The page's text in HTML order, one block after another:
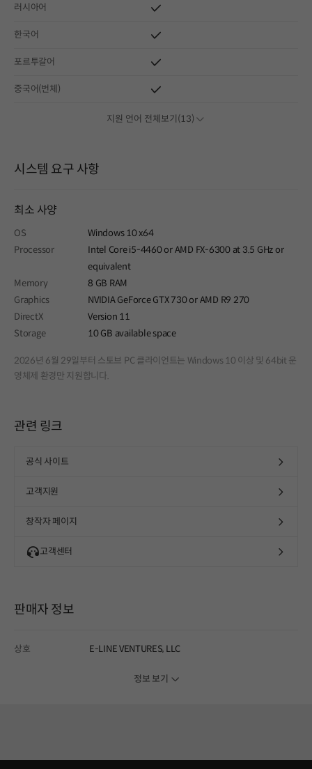
러시아어
한국어
포르투갈어
중국어(번체)
지원 언어 전체보기(13)
시스템 요구 사항
최소 사양
OS
Windows 10 x64
Processor
Intel Core i5-4460 or AMD FX-6300 at 3.5 GHz or
equivalent
Memory
8 GB RAM
Graphics
NVIDIA GeForce GTX 730 or AMD R9 270
DirectX
Version 11
Storage
10 GB available space
2026년 6월 29일부터 스토브 PC 클라이언트는 Windows 10 이상 및 64bit 운
영체제 환경만 지원합니다.
관련 링크
공식 사이트
고객지원
창작자 페이지
고객센터
판매자 정보
상호 E-LINE VENTURES, LLC
정보 보기